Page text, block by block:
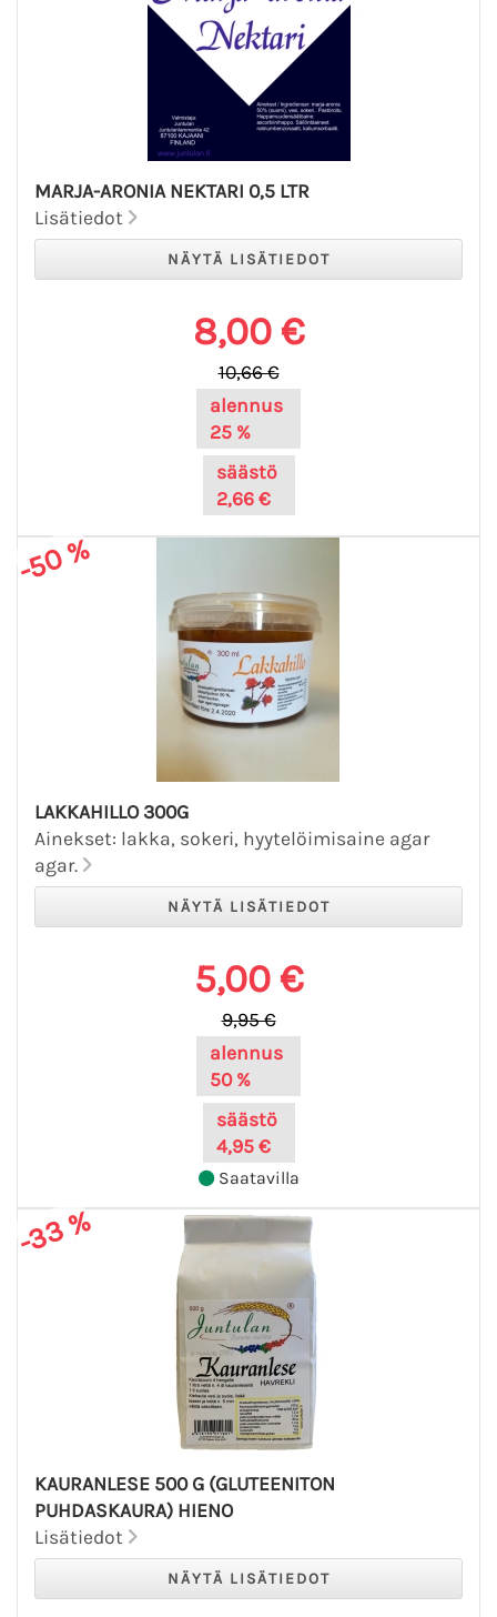
MARJA-ARONIA NEKTARI 0,5 LTR
Lisätiedot
8,00 €
10,66 €
alennus
25 %
säästö
2,66 €
-50 %
LAKKAHILLO 300G
Ainekset: lakka, sokeri, hyytelöimisaine agar
agar.
5,00 €
9,95 €
alennus
50 %
säästö
4,95 €
Saatavilla
-33 %
KAURANLESE 500 G (GLUTEENITON
PUHDASKAURA) HIENO
Lisätiedot